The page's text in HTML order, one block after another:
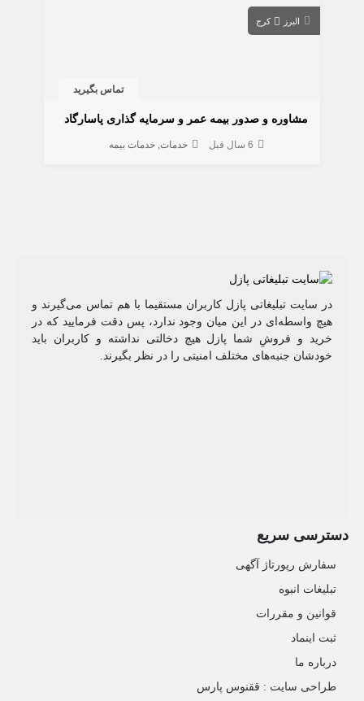
البرز کرج
تماس بگیرید
مشاوره و صدور بیمه عمر و سرمایه گذاری پاسارگاد
6 سال قبل خدمات خدمات بیمه
در سایت تبلیغاتی پازل کاربران مستقیما با هم تماس می‌گیرند و
هیچ واسطه‌ای در این میان وجود ندارد، پس دقت فرمایید که در
خرید و فروشِ شما پازل هیچ دخالتی نداشته و کاربران باید
خودشان جنبه‌های مختلف امنیتی را در نظر بگیرند.
دسترسی سریع
سفارش رپورتاژ آگهی
تبلیغات انبوه
قوانین و مقررات
ثبت اینماد
درباره ما
طراحی سایت : ققنوس پارس